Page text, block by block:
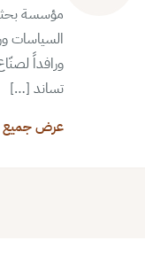
مؤسسة
السياسات
ورافداً
تساند […]
عرض جميع